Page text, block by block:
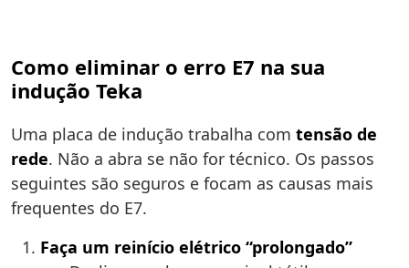
Como eliminar o erro E7 na sua
indução Teka
Uma placa de indução trabalha com tensão de
rede. Não a abra se não for técnico. Os passos
seguintes são seguros e focam as causas mais
frequentes do E7.
Faça um reinício elétrico “prolongado”